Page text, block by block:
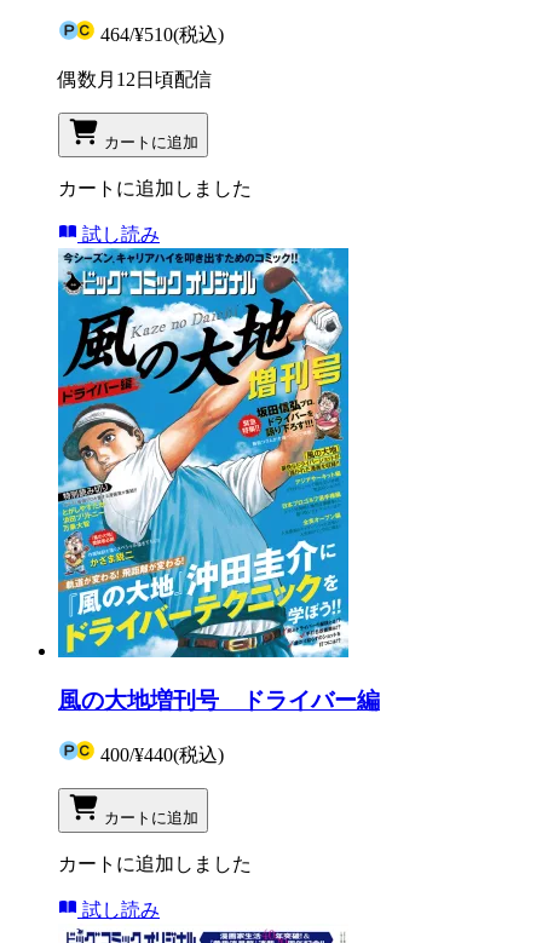
464/¥510(税込)
偶数月12日頃配信
カートに追加
カートに追加しました
試し読み
風の大地増刊号 ドライバー編
400/¥440(税込)
カートに追加
カートに追加しました
試し読み